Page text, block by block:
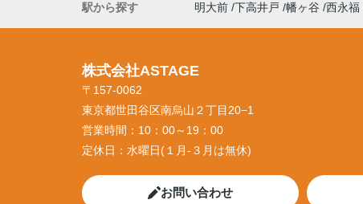
駅から探す
明大前 下高井戸 幡ヶ谷 西永福
株式会社ASTAGE
〒157-0062
東京都世田谷区南烏山２丁目20−1
営業時間： 10：00～19：00
定休日： 水曜日(１月-３月は無休)
お問い合わせ